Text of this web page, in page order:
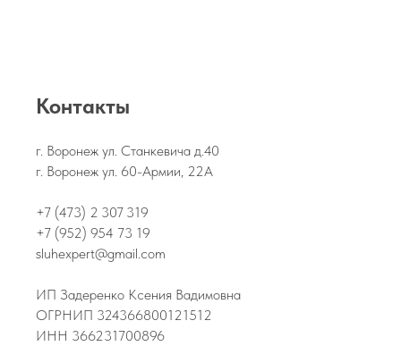
Контакты
г. Воронеж ул. Станкевича д.40
г. Воронеж ул. 60-Армии, 22А
+7 (473) 2 307 319
+7 (952) 954 73 19
sluhexpert@gmail.com
ИП Задеренко Ксения Вадимовна
ОГРНИП 324366800121512
ИНН 366231700896